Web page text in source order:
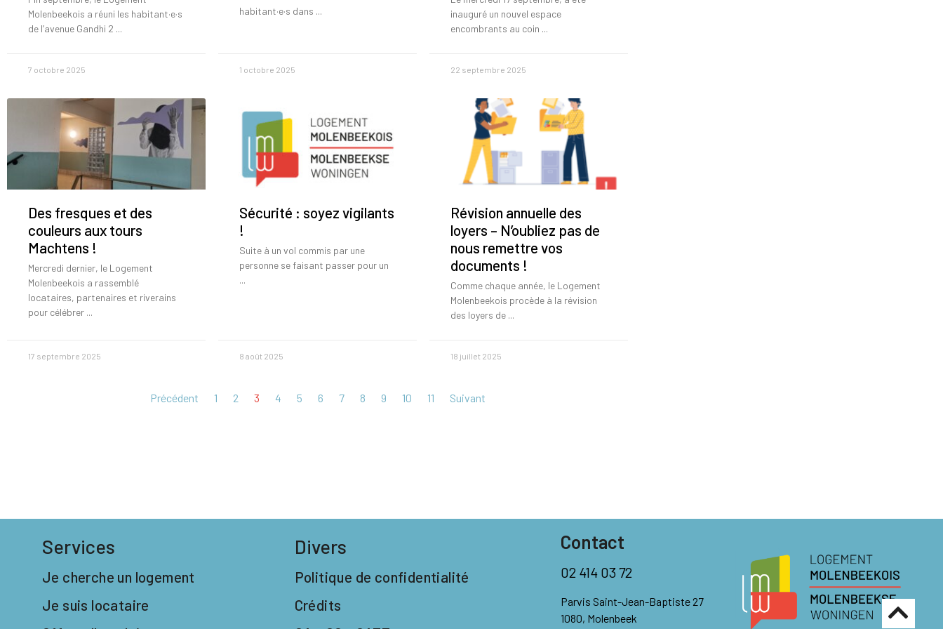
Molenbeekois a réuni les habitant·e·s
de l’avenue Gandhi 2
7 octobre 2025
habitant·e·s dans
1 octobre 2025
inauguré un nouvel espace
encombrants au coin
22 septembre 2025
Des fresques et des
couleurs aux tours
Machtens !
Mercredi dernier, le Logement
Molenbeekois a rassemblé
locataires, partenaires et riverains
pour célébrer
17 septembre 2025
Sécurité : soyez vigilants
!
Suite à un vol commis par une
personne se faisant passer pour un
8 août 2025
Révision annuelle des
loyers – N’oubliez pas de
nous remettre vos
documents !
Comme chaque année, le Logement
Molenbeekois procède à la révision
des loyers de
18 juillet 2025
Précédent 1 2 3 4 5 6 7 8 9 10 11 Suivant
Services
Je cherche un logement
Je suis locataire
Divers
Politique de confidentialité
Crédits
Contact
02 414 03 72
Parvis Saint-Jean-Baptiste 27
1080, Molenbeek